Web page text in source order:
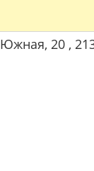
Южная, 20 ,